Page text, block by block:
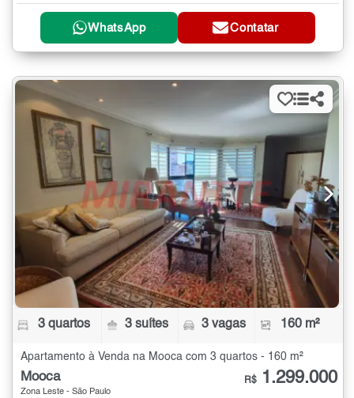
WhatsApp Contatar
3 quartos 3 suítes 3 vagas 160 m²
Apartamento à Venda na Mooca com 3 quartos - 160 m²
Mooca
Zona Leste - São Paulo
R$ 1.299.000